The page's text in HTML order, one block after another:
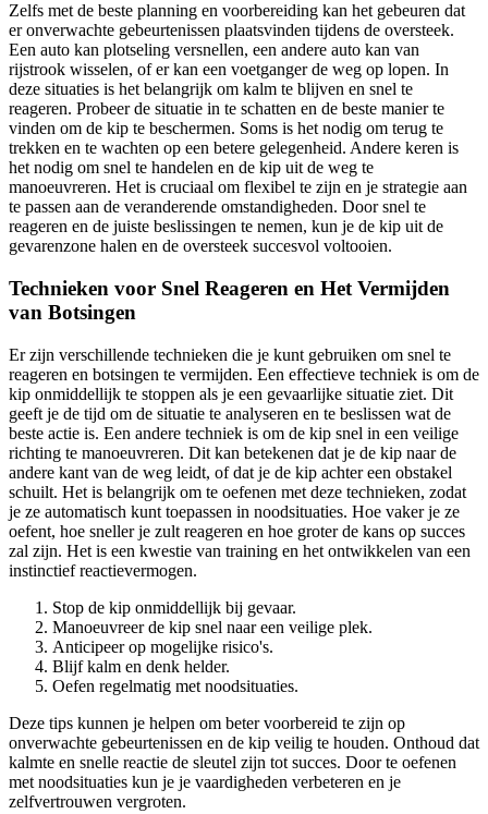
Zelfs met de beste planning en voorbereiding kan het gebeuren dat
er onverwachte gebeurtenissen plaatsvinden tijdens de oversteek.
Een auto kan plotseling versnellen, een andere auto kan van
rijstrook wisselen, of er kan een voetganger de weg op lopen. In
deze situaties is het belangrijk om kalm te blijven en snel te
reageren. Probeer de situatie in te schatten en de beste manier te
vinden om de kip te beschermen. Soms is het nodig om terug te
trekken en te wachten op een betere gelegenheid. Andere keren is
het nodig om snel te handelen en de kip uit de weg te
manoeuvreren. Het is cruciaal om flexibel te zijn en je strategie aan
te passen aan de veranderende omstandigheden. Door snel te
reageren en de juiste beslissingen te nemen, kun je de kip uit de
gevarenzone halen en de oversteek succesvol voltooien.
Technieken voor Snel Reageren en Het Vermijden
van Botsingen
Er zijn verschillende technieken die je kunt gebruiken om snel te
reageren en botsingen te vermijden. Een effectieve techniek is om de
kip onmiddellijk te stoppen als je een gevaarlijke situatie ziet. Dit
geeft je de tijd om de situatie te analyseren en te beslissen wat de
beste actie is. Een andere techniek is om de kip snel in een veilige
richting te manoeuvreren. Dit kan betekenen dat je de kip naar de
andere kant van de weg leidt, of dat je de kip achter een obstakel
schuilt. Het is belangrijk om te oefenen met deze technieken, zodat
je ze automatisch kunt toepassen in noodsituaties. Hoe vaker je ze
oefent, hoe sneller je zult reageren en hoe groter de kans op succes
zal zijn. Het is een kwestie van training en het ontwikkelen van een
instinctief reactievermogen.
Stop de kip onmiddellijk bij gevaar.
Manoeuvreer de kip snel naar een veilige plek.
Anticipeer op mogelijke risico's.
Blijf kalm en denk helder.
Oefen regelmatig met noodsituaties.
Deze tips kunnen je helpen om beter voorbereid te zijn op
onverwachte gebeurtenissen en de kip veilig te houden. Onthoud dat
kalmte en snelle reactie de sleutel zijn tot succes. Door te oefenen
met noodsituaties kun je je vaardigheden verbeteren en je
zelfvertrouwen vergroten.